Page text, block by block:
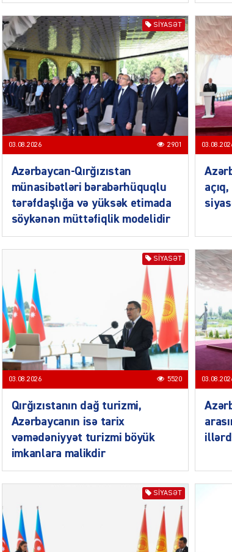
SIYASƏT
03.08.2026 2901
Azərbaycan-Qırğızıstan
münasibətləri bərabərhüquqlu
tərəfdaşlığa və yüksək etimada
söykənən müttəfiqlik modelidir
SIYASƏT
03.08.2026 5520
Qırğızıstanın dağ turizmi,
Azərbaycanın isə tarix
vəmədəniyyət turizmi böyük
imkanlara malikdir
SIYASƏT